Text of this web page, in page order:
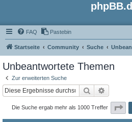
FAQ Pastebin
Startseite Community Suche
Unbeantwortete Themen
Zur erweiterten Suche
Suche
Die Suche ergab mehr als 1000 Treffer